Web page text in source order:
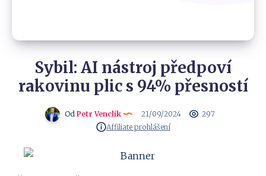
Sybil: AI nástroj předpoví
rakovinu plic s 94% přesností
Od Petr Venclik 21/09/2024
297
Affiliate prohlášení